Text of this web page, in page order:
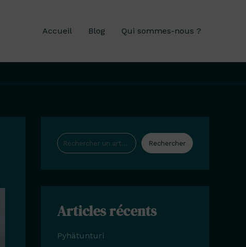
Accueil Blog Qui sommes-nous ?
Rechercher
Rechercher
Articles récents
Pyhätunturi